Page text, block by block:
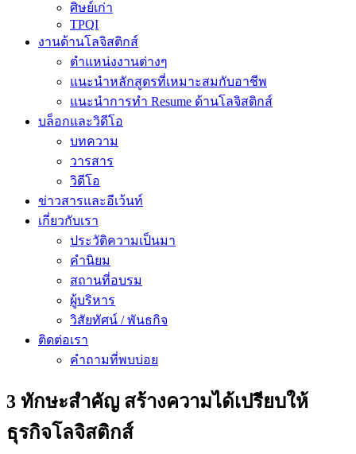
ศิษย์เก่า
TPQI
งานด้านโลจิสติกส์
ตำแหน่งงานต่างๆ
แนะนำหลักสูตรที่เหมาะสมกับอาชีพ
แนะนำการทำ Resume ด้านโลจิสติกส์
บล็อกและวิดีโอ
บทความ
วารสาร
วิดีโอ
ข่าวสารและอีเว้นท์
เกี่ยวกับเรา
ประวัติความเป็นมา
คำนิยม
สถานที่อบรม
ผู้บริหาร
วิสัยทัศน์ / พันธกิจ
ติดต่อเรา
คำถามที่พบบ่อย
3 ทักษะสำคัญ สร้างความได้เปรียบให้
ธุรกิจโลจิสติกส์